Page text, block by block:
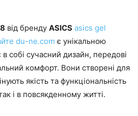
від бренду ASICS asics gel
du-ne.com є унікальною
собі сучасний дизайн, передові
комфорт. Вони створені для
якість та функціональність
і в повсякденному житті.